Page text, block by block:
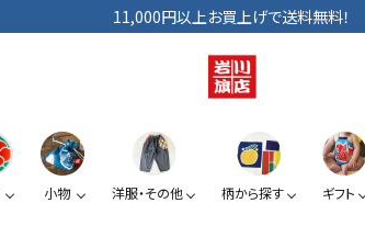
11,000円以上お買上げで送料無料！
小物 洋服・その他 柄から探す ギフト